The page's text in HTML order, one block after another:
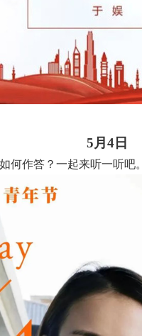
5月4日
何作答？一起来听一听吧。